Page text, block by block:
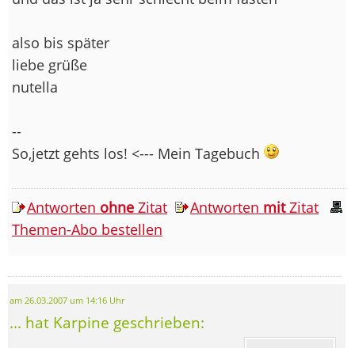
also bis später
liebe grüße
nutella
--
So,jetzt gehts los! <--- Mein Tagebuch
Antworten ohne Zitat Antworten mitZitat
Themen-Abo bestellen
am 26.03.2007 um 14:16 Uhr
... hat Karpine geschrieben: